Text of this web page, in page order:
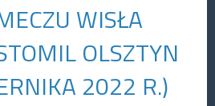
WISŁA
OLSZTYN
2022 R.)